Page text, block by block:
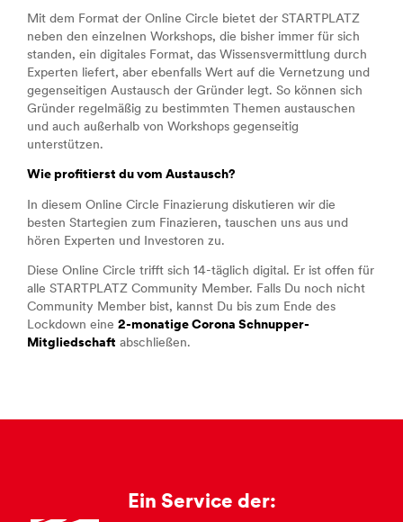
Mit dem Format der Online Circle bietet der STARTPLATZ
neben den einzelnen Workshops, die bisher immer für sich
standen, ein digitales Format, das Wissensvermittlung durch
Experten liefert, aber ebenfalls Wert auf die Vernetzung und
gegenseitigen Austausch der Gründer legt. So können sich
Gründer regelmäßig zu bestimmten Themen austauschen
und auch außerhalb von Workshops gegenseitig
unterstützen.
Wie profitierst du vom Austausch?
In diesem Online Circle Finazierung diskutieren wir die
besten Startegien zum Finazieren, tauschen uns aus und
hören Experten und Investoren zu.
Diese Online Circle trifft sich 14-täglich digital. Er ist offen für
alle STARTPLATZ Community Member. Falls Du noch nicht
Community Member bist, kannst Du bis zum Ende des
Lockdown eine 2-monatige Corona Schnupper-
Mitgliedschaft abschließen.
Ein Service der: